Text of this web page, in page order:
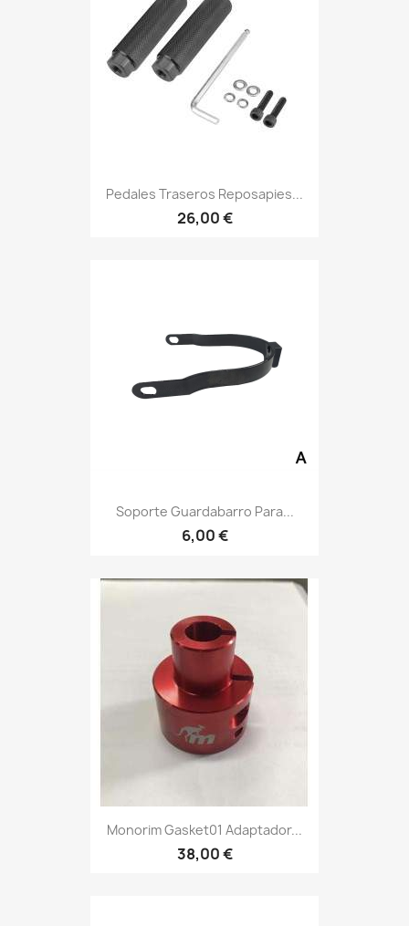
Pedales Traseros Reposapies...
26,00 €
Soporte Guardabarro Para...
6,00 €
Monorim Gasket01 Adaptador...
38,00 €